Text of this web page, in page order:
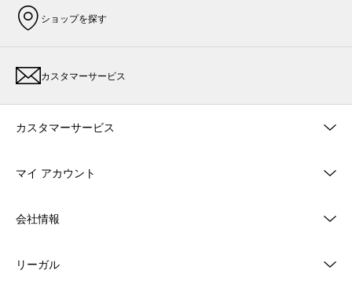
ショップを探す
カスタマーサービス
カスタマーサービス
マイ アカウント
会社情報
リーガル